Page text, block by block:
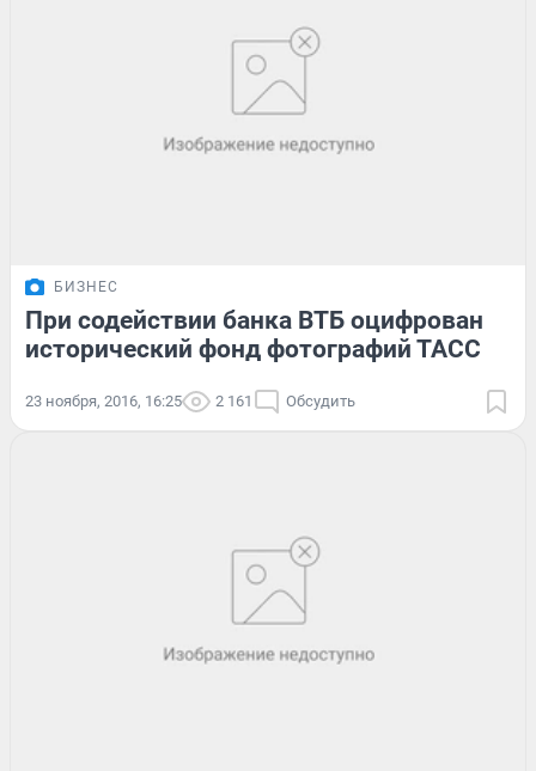
БИЗНЕС
При содействии банка ВТБ оцифрован
исторический фонд фотографий ТАСС
23 ноября, 2016, 16:25 2 161 Обсудить